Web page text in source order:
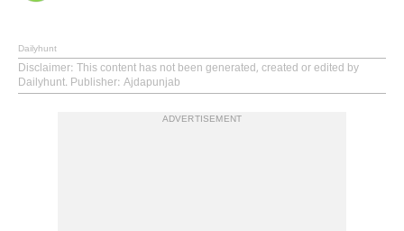
Dailyhunt
Disclaimer: This content has not been generated, created or edited by
Dailyhunt. Publisher: Ajdapunjab
ADVERTISEMENT